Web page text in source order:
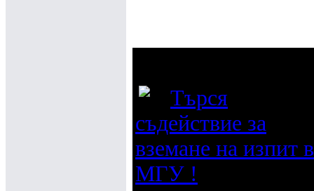
Търся
съдействие за
вземане на изпит в
МГУ !